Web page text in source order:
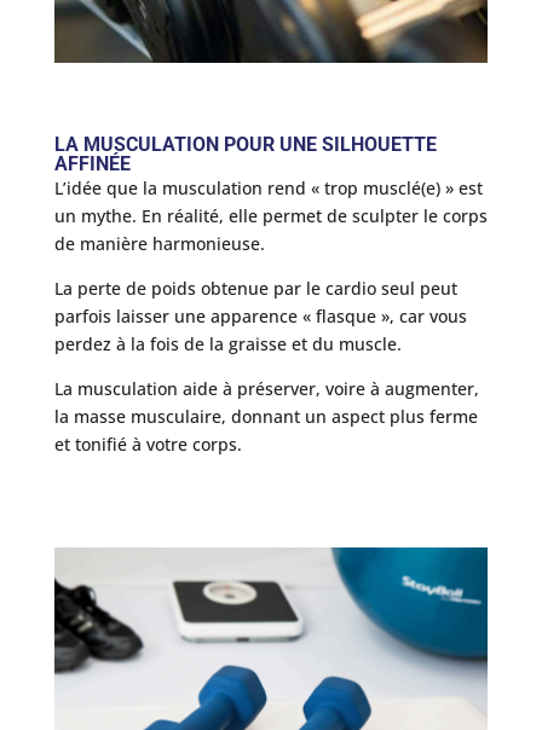
LA MUSCULATION POUR UNE SILHOUETTE
AFFINÉE
L’idée que la musculation rend « trop musclé(e) » est
un mythe. En réalité, elle permet de sculpter le corps
de manière harmonieuse.
La perte de poids obtenue par le cardio seul peut
parfois laisser une apparence « flasque », car vous
perdez à la fois de la graisse et du muscle.
La musculation aide à préserver, voire à augmenter,
la masse musculaire, donnant un aspect plus ferme
et tonifié à votre corps.